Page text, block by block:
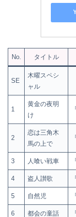
No. タイトル
SE
木曜スペシ
ャル
1
黄金の夜明
け
2
恋は三角木
馬の上で
3 人喰い戦車
4 盗人讃歌
5 自然児
6 都会の童話